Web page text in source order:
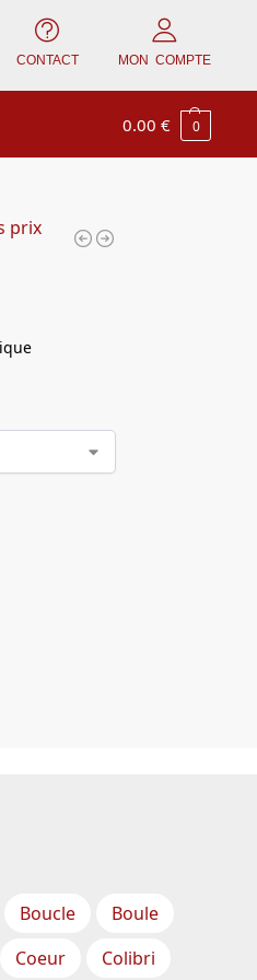
CONTACT MON COMPTE
0.00€ 0
prix
Boucle
Boule
Coeur Colibri